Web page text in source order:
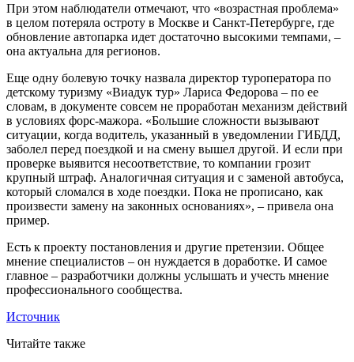
При этом наблюдатели отмечают, что «возрастная проблема»
в целом потеряла остроту в Москве и Санкт-Петербурге, где
обновление автопарка идет достаточно высокими темпами, –
она актуальна для регионов.
Еще одну болевую точку назвала директор туроператора по
детскому туризму «Виадук тур» Лариса Федорова – по ее
словам, в документе совсем не проработан механизм действий
в условиях форс-мажора. «Большие сложности вызывают
ситуации, когда водитель, указанный в уведомлении ГИБДД,
заболел перед поездкой и на смену вышел другой. И если при
проверке выявится несоответствие, то компании грозит
крупный штраф. Аналогичная ситуация и с заменой автобуса,
который сломался в ходе поездки. Пока не прописано, как
произвести замену на законных основаниях», – привела она
пример.
Есть к проекту постановления и другие претензии. Общее
мнение специалистов – он нуждается в доработке. И самое
главное – разработчики должны услышать и учесть мнение
профессионального сообщества.
Источник
Читайте также